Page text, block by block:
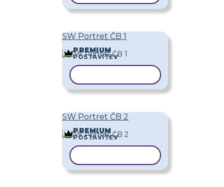
SW Portret ČB 1
PREMIUM
POSTAVITEV
SW Portret ČB 2
PREMIUM
POSTAVITEV